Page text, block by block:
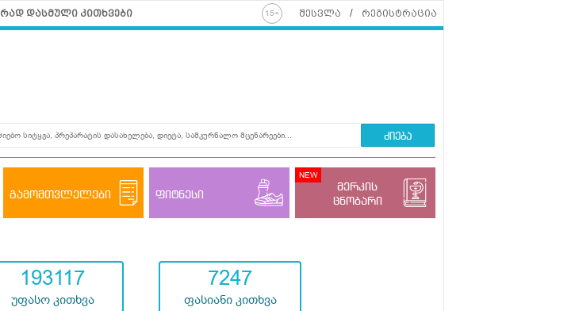
დასმული კითხვები შესვლა რეგისტრაცია
ძიება
გამომთვლელები ფიტნესი
მერკის
ცნობარი
193117
უფასო კითხვა
7247
ფასიანი კითხვა